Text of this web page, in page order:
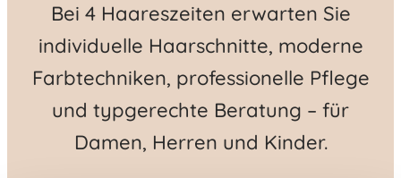
Telefon:
Telefon:
Bei 4 Haareszeiten erwarten Sie
individuelle Haarschnitte, moderne
Farbtechniken, professionelle Pflege
und typgerechte Beratung – für
Damen, Herren und Kinder.